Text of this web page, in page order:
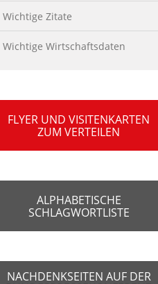
Wichtige Zitate
Wichtige Wirtschaftsdaten
FLYER UND VISITENKARTEN
ZUM VERTEILEN
ALPHABETISCHE
SCHLAGWORTLISTE
NACHDENKSEITEN AUF DER